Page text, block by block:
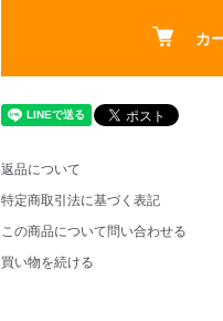
カ
返品について
特定商取引法に基づく表記
この商品について問い合わせる
買い物を続ける